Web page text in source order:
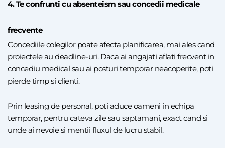
4. Te confrunti cu absenteism sau concedii medicale
frecvente
Concediile colegilor poate afecta planificarea, mai ales cand
proiectele au deadline-uri. Daca ai angajati aflati frecvent in
concediu medical sau ai posturi temporar neacoperite, poti
pierde timp si clienti.
Prin leasing de personal, poti aduce oameni in echipa
temporar, pentru cateva zile sau saptamani, exact cand si
unde ai nevoie si mentii fluxul de lucru stabil.